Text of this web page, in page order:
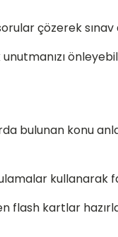
çözerek
bulunan konu
kullanarak
flash kartlar